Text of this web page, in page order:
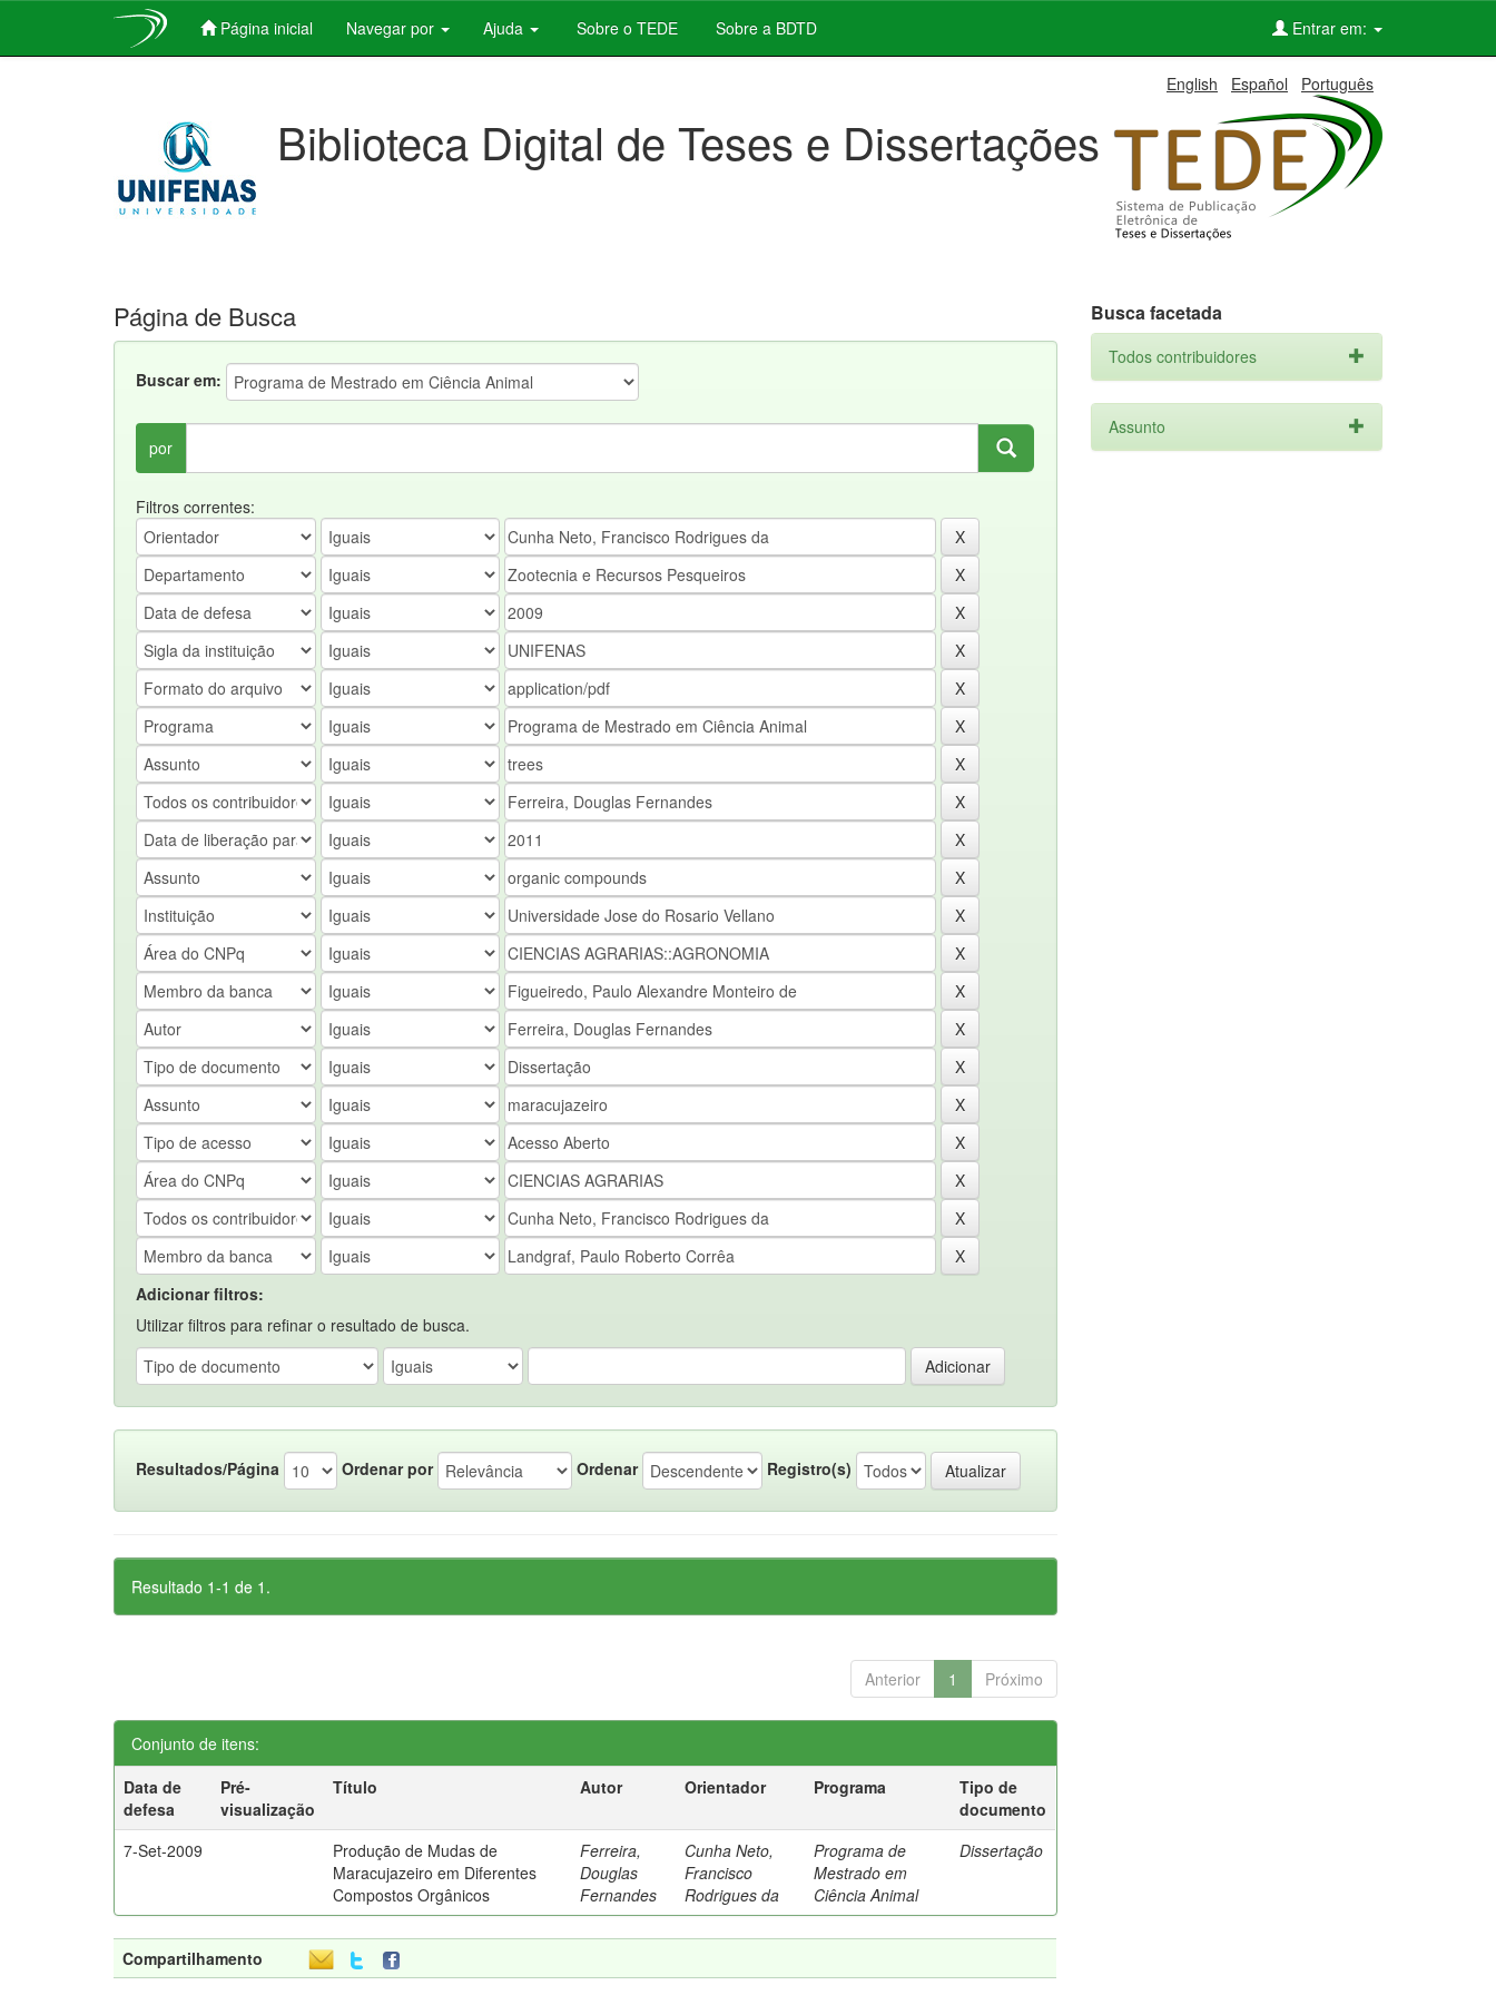
Página inicial Navegar por Ajuda Sobre o TEDE Sobre a BDTD Entrar em:
English Español Português
Biblioteca Digital de Teses e Dissertações
Página de Busca
Buscar em:
por
Filtros correntes:
Adicionar filtros:
Utilizar filtros para refinar o resultado de busca.
Resultados/Página Ordenar por Ordenar Registro(s)
Resultado 1-1 de 1.
Anterior 1 Próximo
Conjunto de itens:
Data de
defesa
Pré-
visualização
Título Autor Orientador Programa
Tipo de
documento
7-Set-2009
Produção de Mudas de
Maracujazeiro em Diferentes
Compostos Orgânicos
Ferreira,
Douglas
Fernandes
Cunha Neto,
Francisco
Rodrigues da
Programa de
Mestrado em
Ciência Animal
Dissertação
Compartilhamento
Busca facetada
Todos contribuidores
Assunto